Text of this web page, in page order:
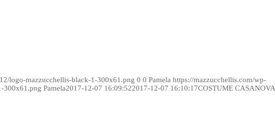
logo-mazzucchellis-black-1-300x61.png 0 0 Pamela https://mazzucchellis.com/wp-
300x61.png Pamela2017-12-07 16:09:522017-12-07 16:10:17COSTUME CASANOVA